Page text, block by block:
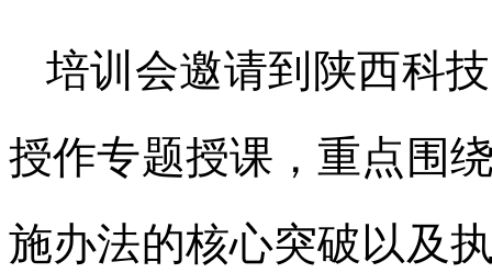
培训会邀请到陕西科
授作专题授课，重点围
施办法的核心突破以及